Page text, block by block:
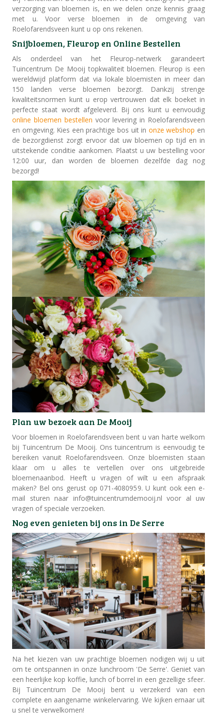
verzorging van bloemen is, en we delen onze kennis graag
met u. Voor verse bloemen in de omgeving van
Roelofarendsveen kunt u op ons rekenen.
Snijbloemen, Fleurop en Online Bestellen
Als onderdeel van het Fleurop-netwerk garandeert
Tuincentrum De Mooij topkwaliteit bloemen. Fleurop is een
wereldwijd platform dat via lokale bloemisten in meer dan
150 landen verse bloemen bezorgt. Dankzij strenge
kwaliteitsnormen kunt u erop vertrouwen dat elk boeket in
perfecte staat wordt afgeleverd. Bij ons kunt u eenvoudig
online bloemen bestellen voor levering in Roelofarendsveen
en omgeving. Kies een prachtige bos uit in onze webshop en
de bezorgdienst zorgt ervoor dat uw bloemen op tijd en in
uitstekende conditie aankomen. Plaatst u uw bestelling voor
12:00 uur, dan worden de bloemen dezelfde dag nog
bezorgd!
Plan uw bezoek aan De Mooij
Voor bloemen in Roelofarendsveen bent u van harte welkom
bij Tuincentrum De Mooij. Ons tuincentrum is eenvoudig te
bereiken vanuit Roelofarendsveen. Onze bloemisten staan
klaar om u alles te vertellen over ons uitgebreide
bloemenaanbod. Heeft u vragen of wilt u een afspraak
maken? Bel ons gerust op 071-4080959. U kunt ook een e-
mail sturen naar info@tuincentrumdemooij.nl voor al uw
vragen of speciale verzoeken.
Nog even genieten bij ons in De Serre
Na het kiezen van uw prachtige bloemen nodigen wij u uit
om te ontspannen in onze lunchroom 'De Serre'. Geniet van
een heerlijke kop koffie, lunch of borrel in een gezellige sfeer.
Bij Tuincentrum De Mooij bent u verzekerd van een
complete en aangename winkelervaring. We kijken ernaar uit
u snel te verwelkomen!